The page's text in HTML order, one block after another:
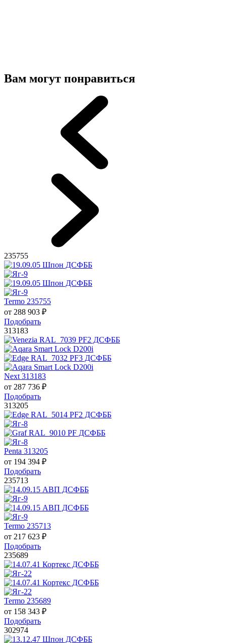
Вам могут понравиться
235755
Termo 235755
от 288 903 ₽
Подобрать
313183
Next 313183
от 287 736 ₽
Подобрать
313205
Penta 313205
от 194 394 ₽
Подобрать
235713
Termo 235713
от 217 623 ₽
Подобрать
235689
Termo 235689
от 158 343 ₽
Подобрать
302974